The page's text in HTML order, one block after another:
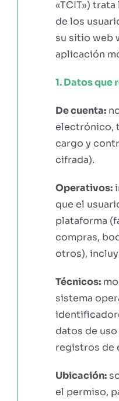
«TCIT»)
de los
su sitio web
aplicación
1. Datos
De cuenta:
electrónico,
cargo y
cifrada).
Operativos:
que el
plataforma
compras,
otros),
Técnicos:
sistema
datos de
registros de
Ubicación:
el permiso,